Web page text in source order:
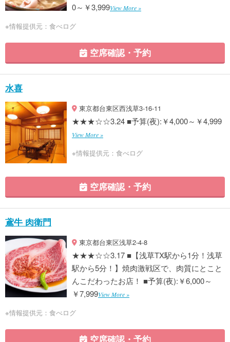
0～￥3,999View More »
※情報提供元：食べログ
空席確認・予約
水喜
東京都台東区西浅草3-16-11
★★★☆☆3.24 ■予算(夜):￥4,000～￥4,999
View More »
※情報提供元：食べログ
空席確認・予約
鳶牛 肉衛門
東京都台東区浅草2-4-8
★★★☆☆3.17 ■【浅草TX駅から1分！浅草
駅から5分！】焼肉激戦区で、肉質にとこと
んこだわったお店！ ■予算(夜):￥6,000～
￥7,999View More »
※情報提供元：食べログ
空席確認・予約